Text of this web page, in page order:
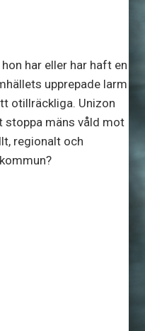
har eller har haft en
upprepade larm
otillräckliga. Unizon
stoppa mäns våld mot
regionalt och